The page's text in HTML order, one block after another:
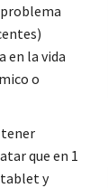
en la vida
o
que en 1
tablet y